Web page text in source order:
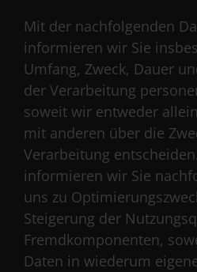
Mit der nachfolgenden
informieren wir Sie
Umfang, Zweck, Dauer
der Verarbeitung
soweit wir entweder
mit anderen über die
Verarbeitung
informieren wir Sie
uns zu
Steigerung der
Fremdkomponenten,
Daten in wiederum